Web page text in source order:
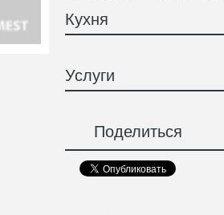
Кухня
Услуги
Поделиться